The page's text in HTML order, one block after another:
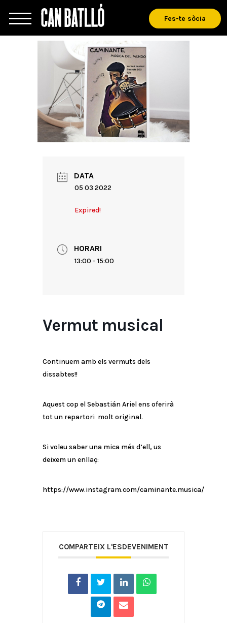
Fes-te sòcia
DATA
05 03 2022
Expired!
HORARI
13:00 - 15:00
Vermut musical
Continuem amb els vermuts dels
dissabtes!!
Aquest cop el Sebastián Ariel ens oferirà
tot un repartori molt original.
Si voleu saber una mica més d’ell, us
deixem un enllaç:
https://www.instagram.com/caminante.musica/
COMPARTEIX L'ESDEVENIMENT